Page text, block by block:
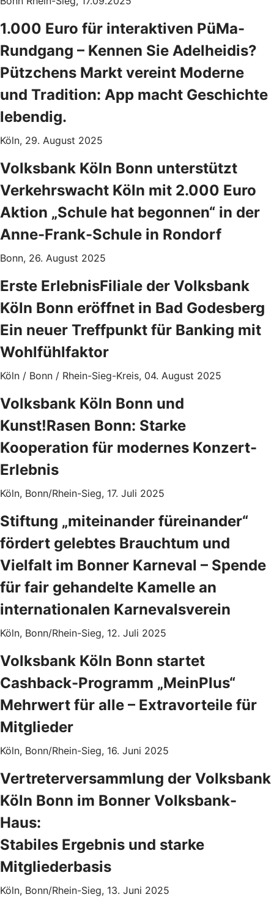
1.000 Euro für interaktiven PüMa-
Rundgang – Kennen Sie Adelheidis?
Pützchens Markt vereint Moderne
und Tradition: App macht Geschichte
lebendig.
Köln, 29. August 2025
Volksbank Köln Bonn unterstützt
Verkehrswacht Köln mit 2.000 Euro
Aktion „Schule hat begonnen“ in der
Anne-Frank-Schule in Rondorf
Bonn, 26. August 2025
Erste ErlebnisFiliale der Volksbank
Köln Bonn eröffnet in Bad Godesberg
Ein neuer Treffpunkt für Banking mit
Wohlfühlfaktor
Köln / Bonn / Rhein-Sieg-Kreis, 04. August 2025
Volksbank Köln Bonn und
Kunst!Rasen Bonn: Starke
Kooperation für modernes Konzert-
Erlebnis
Köln, Bonn/Rhein-Sieg, 17. Juli 2025
Stiftung „miteinander füreinander“
fördert gelebtes Brauchtum und
Vielfalt im Bonner Karneval – Spende
für fair gehandelte Kamelle an
internationalen Karnevalsverein
Köln, Bonn/Rhein-Sieg, 12. Juli 2025
Volksbank Köln Bonn startet
Cashback-Programm „MeinPlus“
Mehrwert für alle – Extravorteile für
Mitglieder
Köln, Bonn/Rhein-Sieg, 16. Juni 2025
Vertreterversammlung der Volksbank
Köln Bonn im Bonner Volksbank-
Haus:
Stabiles Ergebnis und starke
Mitgliederbasis
Köln, Bonn/Rhein-Sieg, 13. Juni 2025